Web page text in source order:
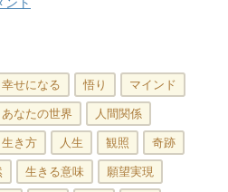
幸せになる 悟り
マインド
あなたの世界
人間関係
生き方 人生 観照
奇跡
生きる意味
願望実現